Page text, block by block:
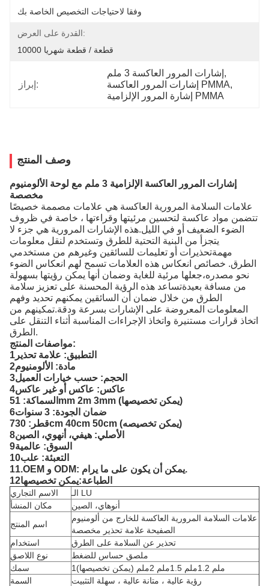
وفقا لاحتياجات التخصيص الخاصة بك
القدرة على العرض:
10000 قطعة / قطعة شهريا
إبراز:
إشارات المرور العاكسة 3 ملم ,
إشارات المرور العاكسة PMMA,
إشارة المرور الإلزامية PMMA
وصف المنتج
إشارات المرور العاكسة الإلزامية 3 ملم مع لوحة الألومنيوم
مخصصة
علامات السلامة المرورية العاكسة هي علامات مصممة خصيصًا
تتضمن مواد عاكسة لتحسين مرئيتها وقراءتها ، خاصة في ظروف
الضوء الضعيف أو في الليل.هذه الإشارات المرورية هي جزء لا
يتجزأ من البنية التحتية للطرق وتستخدم لنقل معلومات
مهمةتحذيرات أو تعليمات للسائقين وغيرهم من مستخدمي
الطرق. خصائص انعكاس هذه العلامات تسمح لهم انعكاس الضوء
نحو مصدره،جعلها مرئية للغاية وضمان أنها يمكن رؤيتها بسهولة
من مسافة بعيدةتساعد هذه الرؤية المحسنة على تعزيز سلامة
الطرق من خلال ضمان أن السائقين يمكنهم تحديد وفهم
المعلومات المعروضة على الإشارات بسرعة ودقة.تمكينهم من
اتخاذ قرارات مستنيرة واتخاذ الإجراءات المناسبة أثناء التنقل على
الطرق.
مواصفات المنتج:
1التطبيق: علامة تحذير
2مادة: الألومنيوم
3الحجم: حسب خيارات العميل
4عاكس: عاكس أو غير عاكس
5السماكة: 1mm 2m 3mm (يمكن تخصيصها)
6ضمان الجودة: 3 سنوات
7قطر: 30cm 40cm 50cm (يمكن تخصيصه)
8الأصلي: هيفي، أنهوي، الصين
9السوق: عالمية
10التعبئة: علب
11.OEM و ODM: يمكن أن يكون على ما يرام.
12الطباعة:يمكن تخصيصها
الاسم التجاري
الـ LU
مكان المنشأ
أنوهاي، الصين
اسم المنتج
علامات السلامة المرورية العاكسة للخارج من ألومنيوم
الصفيحة علامة تحذير مخصصة
استخدام
تحذير عن السلامة على الطرق
نوع اللاصق
ملصق حساس للضغط
سمك
1ملم 1.2ملم 1.5ملم 2ملم (يمكن تخصيصها)
السمة
رؤية عالية ، متانة عالية ، سهلة التثبيت